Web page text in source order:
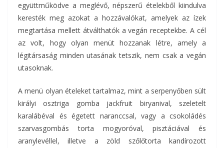
együttműködve a meglévő, népszerű ételekből kiindulva
keresték meg azokat a hozzávalókat, amelyek az ízek
megtartása mellett átválthatók a vegán receptekbe. A cél
az volt, hogy olyan menüt hozzanak létre, amely a
légitársaság minden utasának tetszik, nem csak a vegán
utasoknak.
A menü olyan ételeket tartalmaz, mint a serpenyőben sült
királyi osztriga gomba jackfruit biryanival, szeletelt
karalábéval és égetett naranccsal, vagy a csokoládés
szarvasgombás torta mogyoróval, pisztáciával és
aranylevéllel, illetve a zöld szőlőtorta kandírozott